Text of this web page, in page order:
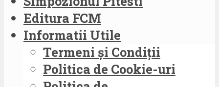
Editura FCM
Informatii Utile
Termeni și Condiții
Politica de Cookie-uri